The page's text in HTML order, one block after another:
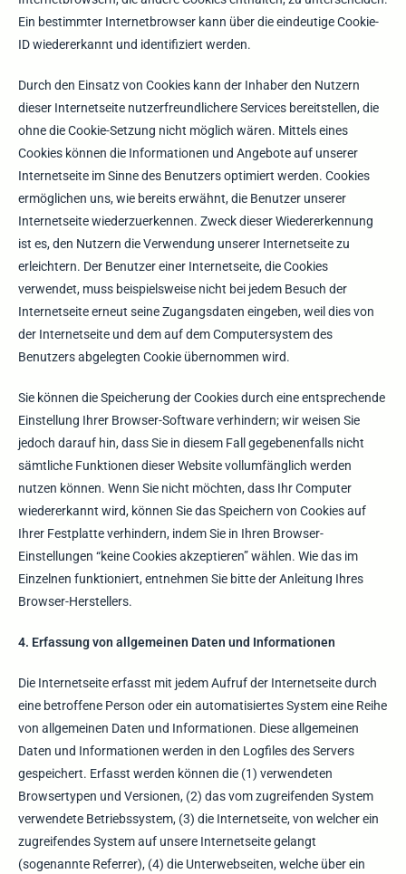
Ein bestimmter Internetbrowser kann über die eindeutige Cookie-
ID wiedererkannt und identifiziert werden.
Durch den Einsatz von Cookies kann der Inhaber den Nutzern
dieser Internetseite nutzerfreundlichere Services bereitstellen, die
ohne die Cookie-Setzung nicht möglich wären. Mittels eines
Cookies können die Informationen und Angebote auf unserer
Internetseite im Sinne des Benutzers optimiert werden. Cookies
ermöglichen uns, wie bereits erwähnt, die Benutzer unserer
Internetseite wiederzuerkennen. Zweck dieser Wiedererkennung
ist es, den Nutzern die Verwendung unserer Internetseite zu
erleichtern. Der Benutzer einer Internetseite, die Cookies
verwendet, muss beispielsweise nicht bei jedem Besuch der
Internetseite erneut seine Zugangsdaten eingeben, weil dies von
der Internetseite und dem auf dem Computersystem des
Benutzers abgelegten Cookie übernommen wird.
Sie können die Speicherung der Cookies durch eine entsprechende
Einstellung Ihrer Browser-Software verhindern; wir weisen Sie
jedoch darauf hin, dass Sie in diesem Fall gegebenenfalls nicht
sämtliche Funktionen dieser Website vollumfänglich werden
nutzen können. Wenn Sie nicht möchten, dass Ihr Computer
wiedererkannt wird, können Sie das Speichern von Cookies auf
Ihrer Festplatte verhindern, indem Sie in Ihren Browser-
Einstellungen “keine Cookies akzeptieren” wählen. Wie das im
Einzelnen funktioniert, entnehmen Sie bitte der Anleitung Ihres
Browser-Herstellers.
4. Erfassung von allgemeinen Daten und Informationen
Die Internetseite erfasst mit jedem Aufruf der Internetseite durch
eine betroffene Person oder ein automatisiertes System eine Reihe
von allgemeinen Daten und Informationen. Diese allgemeinen
Daten und Informationen werden in den Logfiles des Servers
gespeichert. Erfasst werden können die (1) verwendeten
Browsertypen und Versionen, (2) das vom zugreifenden System
verwendete Betriebssystem, (3) die Internetseite, von welcher ein
zugreifendes System auf unsere Internetseite gelangt
(sogenannte Referrer), (4) die Unterwebseiten, welche über ein